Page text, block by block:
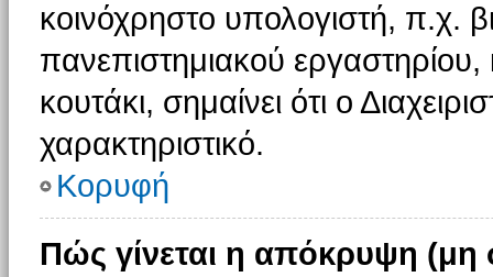
κοινόχρηστο υπολογιστή, π.χ.
πανεπιστημιακού
κουτάκι, σημαίνει ότι ο
χαρακτηριστικό.
Κορυφή
Πώς γίνεται η απόκρυψη